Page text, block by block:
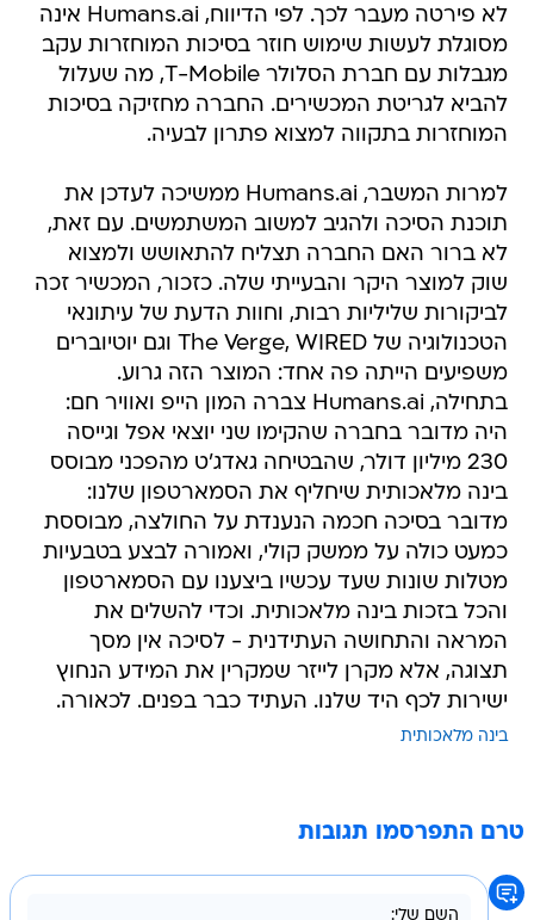
לא פירטה מעבר לכך. לפי הדיווח, Humans.ai אינה
מסוגלת לעשות שימוש חוזר בסיכות המוחזרות עקב
מגבלות עם חברת הסלולר T-Mobile, מה שעלול
להביא לגריטת המכשירים. החברה מחזיקה בסיכות
המוחזרות בתקווה למצוא פתרון לבעיה.
למרות המשבר, Humans.ai ממשיכה לעדכן את
תוכנת הסיכה ולהגיב למשוב המשתמשים. עם זאת,
לא ברור האם החברה תצליח להתאושש ולמצוא
שוק למוצר היקר והבעייתי שלה. כזכור, המכשיר זכה
לביקורות שליליות רבות, וחוות הדעת של עיתונאי
הטכנולוגיה של The Verge, WIRED וגם יוטיוברים
משפיעים הייתה פה אחד: המוצר הזה גרוע.
בתחילה, Humans.ai צברה המון הייפ ואוויר חם:
היה מדובר בחברה שהקימו שני יוצאי אפל וגייסה
230 מיליון דולר, שהבטיחה גאדג'ט מהפכני מבוסס
בינה מלאכותית שיחליף את הסמארטפון שלנו:
מדובר בסיכה חכמה הנענדת על החולצה, מבוססת
כמעט כולה על ממשק קולי, ואמורה לבצע בטבעיות
מטלות שונות שעד עכשיו ביצענו עם הסמארטפון
והכל בזכות בינה מלאכותית. וכדי להשלים את
המראה והתחושה העתידנית - לסיכה אין מסך
תצוגה, אלא מקרן לייזר שמקרין את המידע הנחוץ
ישירות לכף היד שלנו. העתיד כבר בפנים. לכאורה.
בינה מלאכותית
טרם התפרסמו תגובות